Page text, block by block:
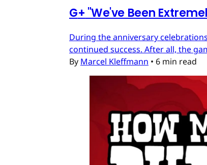
G+ "We've Been
During the anniversary
continued success. After all, the
By Marcel Kleffmann • 6 min read